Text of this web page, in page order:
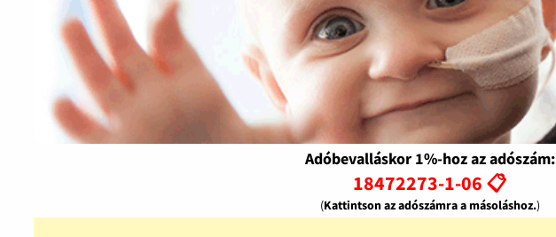
Adóbevalláskor 1%-hoz az adószám:
18472273-1-06 📋
(Kattintson az adószámra a másoláshoz.)